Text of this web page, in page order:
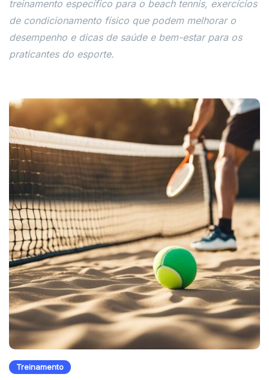
treinamento específico para o beach tennis, exercícios
de condicionamento físico que podem melhorar o
desempenho e dicas de saúde e bem-estar para os
praticantes do esporte.
Treinamento